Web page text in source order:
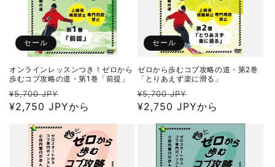
セール
オンラインレッスンつき！ゼロから
歩むコブ攻略の道・第1巻「前提」
通
常
¥5,700 JPY
ー
価
格
¥2,750 JPYから
セール
ゼロから歩むコブ攻略の道・第2巻
「とりあえず楽に滑る」
通
常
¥5,700 JPY
ー
価
格
¥2,750 JPYから